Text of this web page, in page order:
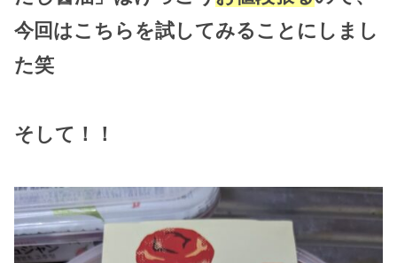
今回はこちらを試してみることにしまし
た笑
そして！！